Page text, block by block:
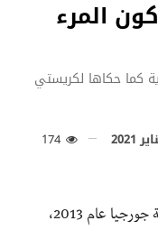
المرء
كما حكاها لكريستي
174
عندما كنت معتقَلًا في سجن الولاية بولاية جورجيا عام 2013،